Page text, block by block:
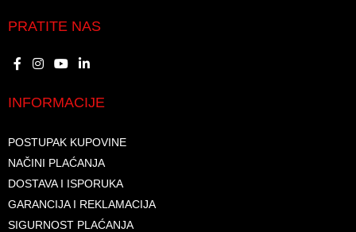
PRATITE NAS
INFORMACIJE
POSTUPAK KUPOVINE
NAČINI PLAĆANJA
DOSTAVA I ISPORUKA
GARANCIJA I REKLAMACIJA
SIGURNOST PLAĆANJA